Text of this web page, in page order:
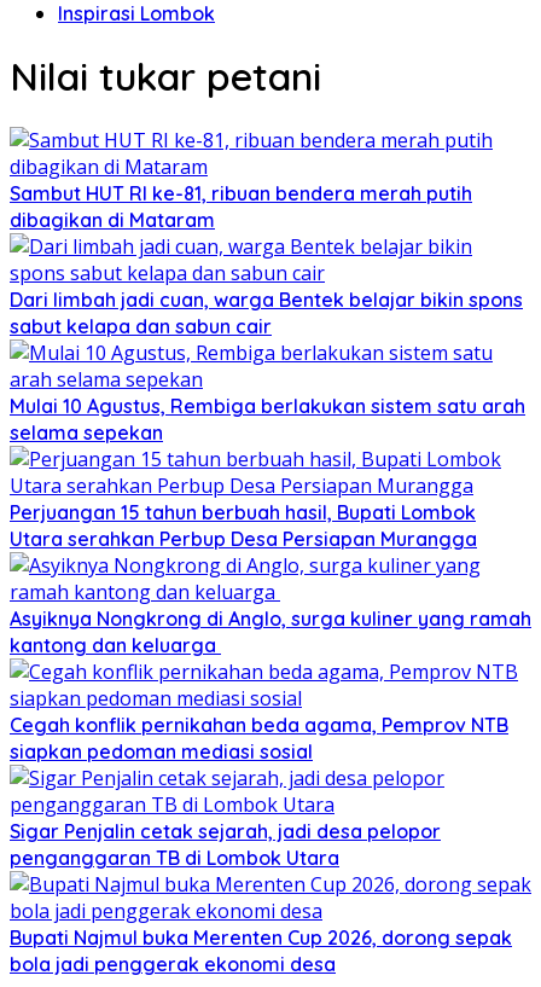
Inspirasi Lombok
Nilai tukar petani
Sambut HUT RI ke-81, ribuan bendera merah putih
dibagikan di Mataram
Dari limbah jadi cuan, warga Bentek belajar bikin spons
sabut kelapa dan sabun cair
Mulai 10 Agustus, Rembiga berlakukan sistem satu arah
selama sepekan
Perjuangan 15 tahun berbuah hasil, Bupati Lombok
Utara serahkan Perbup Desa Persiapan Murangga
Asyiknya Nongkrong di Anglo, surga kuliner yang ramah
kantong dan keluarga
Cegah konflik pernikahan beda agama, Pemprov NTB
siapkan pedoman mediasi sosial
Sigar Penjalin cetak sejarah, jadi desa pelopor
penganggaran TB di Lombok Utara
Bupati Najmul buka Merenten Cup 2026, dorong sepak
bola jadi penggerak ekonomi desa